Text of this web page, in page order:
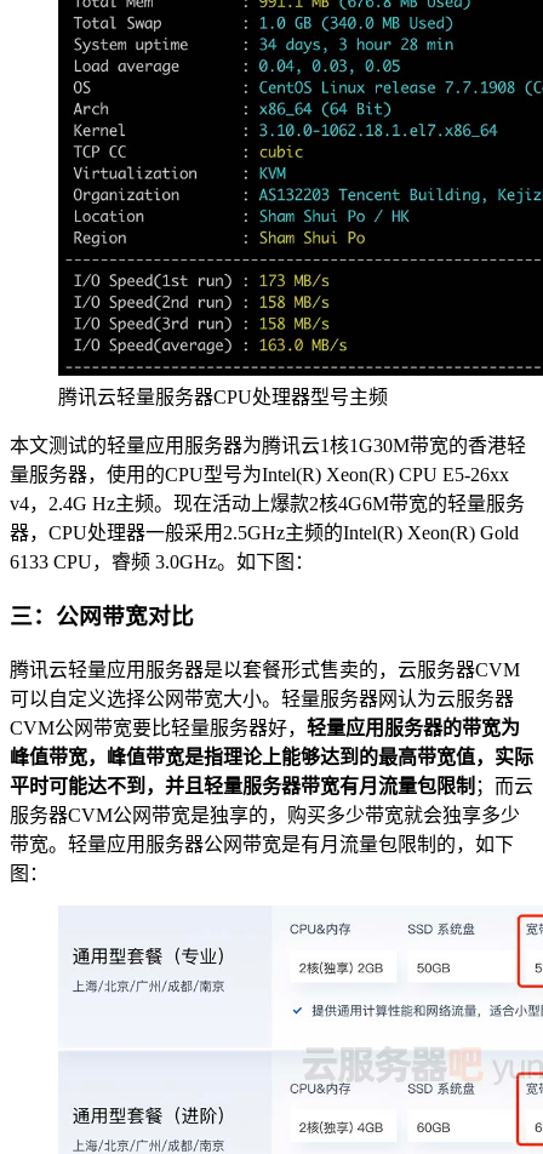
腾讯云轻量服务器CPU处理器型号主频
本文测试的轻量应用服务器为腾讯云1核1G30M带宽的香港轻
量服务器，使用的CPU型号为Intel(R) Xeon(R) CPU E5-26xx
v4，2.4G Hz主频。现在活动上爆款2核4G6M带宽的轻量服务
器，CPU处理器一般采用2.5GHz主频的Intel(R) Xeon(R) Gold
6133 CPU，睿频 3.0GHz。如下图：
三：公网带宽对比
腾讯云轻量应用服务器是以套餐形式售卖的，云服务器CVM
可以自定义选择公网带宽大小。轻量服务器网认为云服务器
CVM公网带宽要比轻量服务器好， 轻量应用服务器的带宽为
峰值带宽，峰值带宽是指理论上能够达到的最高带宽值，实际
平时可能达不到，并且轻量服务器带宽有月流量包限制 ；而云
服务器CVM公网带宽是独享的，购买多少带宽就会独享多少
带宽。轻量应用服务器公网带宽是有月流量包限制的，如下
图：